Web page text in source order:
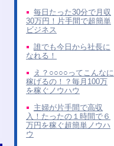
毎日たった30分で月収
30万円！片手間で超簡単
ビジネス
誰でも今日から社長に
なれる！
え？○○○○ってこんなに
稼げるの！？毎月100万
を稼ぐノウハウ
主婦が片手間で高収
入！たったの１時間で６
万円を稼ぐ超簡単ノウハ
ウ